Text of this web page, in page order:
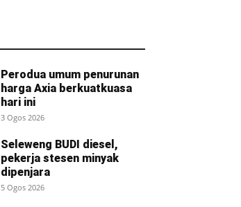
Perodua umum penurunan
harga Axia berkuatkuasa
hari ini
3 Ogos 2026
Seleweng BUDI diesel,
pekerja stesen minyak
dipenjara
5 Ogos 2026